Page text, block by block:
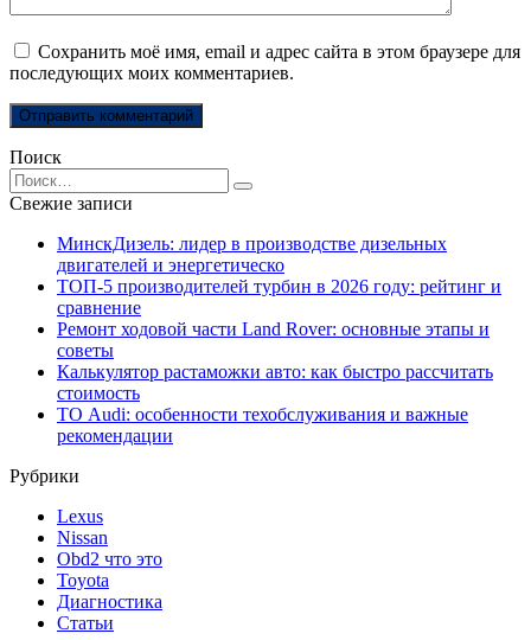
Сохранить моё имя, email и адрес сайта в этом браузере для
последующих моих комментариев.
Поиск
Search
for:
Свежие записи
МинскДизель: лидер в производстве дизельных
двигателей и энергетическо
ТОП-5 производителей турбин в 2026 году: рейтинг и
сравнение
Ремонт ходовой части Land Rover: основные этапы и
советы
Калькулятор растаможки авто: как быстро рассчитать
стоимость
ТО Audi: особенности техобслуживания и важные
рекомендации
Рубрики
Lexus
Nissan
Obd2 что это
Toyota
Диагностика
Статьи